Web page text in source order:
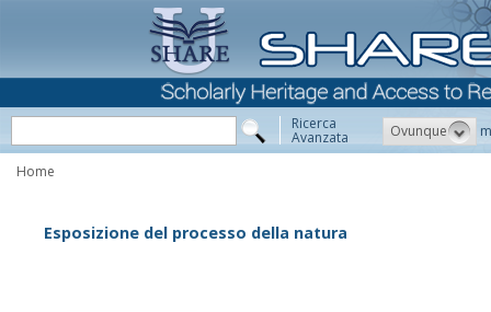
Ricerca
Avanzata Ovunque
Home
Esposizione del processo della natura